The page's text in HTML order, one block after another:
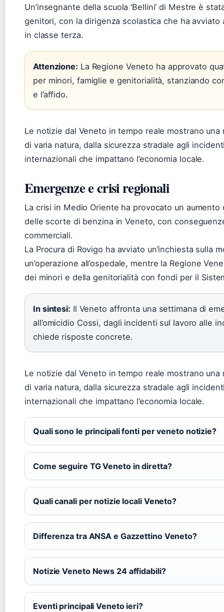
Un’insegnante della scuola ‘Bellini’ di Mestre è
genitori, con la dirigenza scolastica che ha
in classe terza.
Attenzione: La Regione Veneto ha approvato
per minori, famiglie e genitorialità, stanziando
e l’affido.
Le notizie dal Veneto in tempo reale mostrano
di varia natura, dalla sicurezza stradale agli
internazionali che impattano l’economia locale.
Emergenze e crisi regionali
La crisi in Medio Oriente ha provocato un
delle scorte di benzina in Veneto, con
commerciali.
La Procura di Rovigo ha avviato un’inchiesta sulla
un’operazione all’ospedale, mentre la Regione
dei minori e della genitorialità con fondi per il
In sintesi: Il Veneto affronta una settimana di
all’omicidio Cossi, dagli incidenti sul lavoro alle
chiede risposte concrete.
Le notizie dal Veneto in tempo reale mostrano
di varia natura, dalla sicurezza stradale agli
internazionali che impattano l’economia locale.
Quali sono le principali fonti per veneto notizie?
Come seguire TG Veneto in diretta?
Quali canali per notizie locali Veneto?
Differenza tra ANSA e Gazzettino Veneto?
Notizie Veneto News 24 affidabili?
Eventi principali Veneto ieri?